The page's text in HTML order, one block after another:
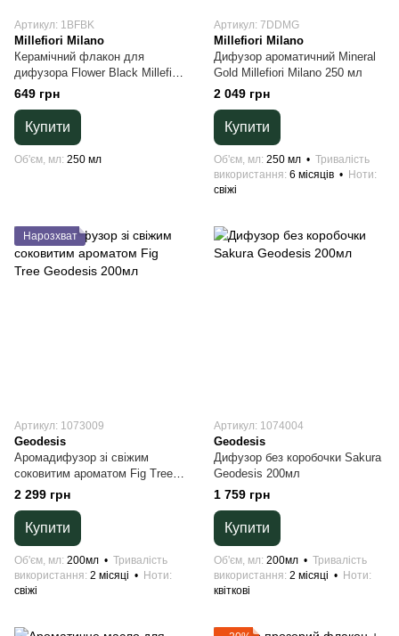
Артикул: 1BFBK
Millefiori Milano
Керамічний флакон для
дифузора Flower Black Millefiori
Milano
649 грн
Купити
Об'єм, мл 250 мл
Артикул: 7DDMG
Millefiori Milano
Дифузор ароматичний Mineral
Gold Millefiori Milano 250 мл
2 049 грн
Купити
Об'єм, мл 250 мл
Тривалість
використання 6 місяців
Ноти
свіжі
Нарозхват
Артикул: 1073009
Geodesis
Аромадифузор зі свіжим
соковитим ароматом Fig Tree
Geodesis 200мл
2 299 грн
Купити
Об'єм, мл 200мл
Тривалість
використання 2 місяці
Ноти
свіжі
Артикул: 1074004
Geodesis
Дифузор без коробочки Sakura
Geodesis 200мл
1 759 грн
Купити
Об'єм, мл 200мл
Тривалість
використання 2 місяці
Ноти
квіткові